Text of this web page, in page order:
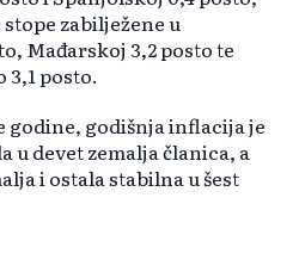
zabilježene u
Mađarskoj 3,2 posto te
posto.
godine, godišnja inflacija je
u devet zemalja članica, a
i ostala stabilna u šest